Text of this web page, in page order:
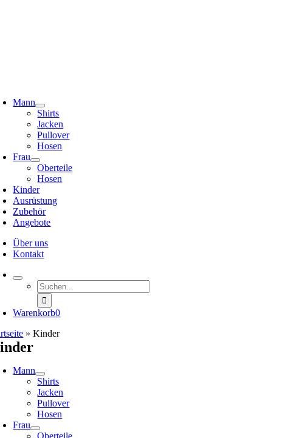
Mann
Shirts
Jacken
Pullover
Hosen
Frau
Oberteile
Hosen
Kinder
Ausrüstung
Zubehör
Angebote
Über uns
Kontakt
Suche
nach:
Warenkorb0
»Kinder
Mann
Shirts
Jacken
Pullover
Hosen
Frau
Oberteile